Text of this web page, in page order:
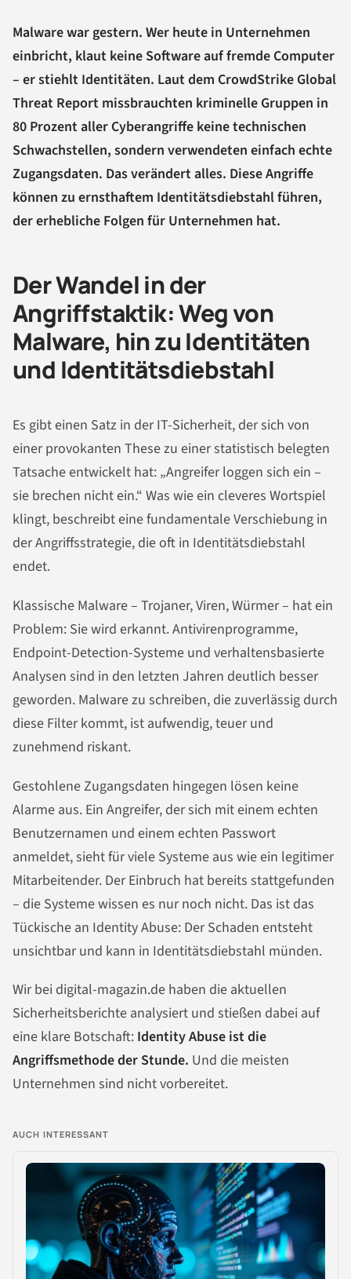
Malware war gestern. Wer heute in Unternehmen
einbricht, klaut keine Software auf fremde Computer
– er stiehlt Identitäten. Laut dem CrowdStrike Global
Threat Report missbrauchten kriminelle Gruppen in
80 Prozent aller Cyberangriffe keine technischen
Schwachstellen, sondern verwendeten einfach echte
Zugangsdaten. Das verändert alles. Diese Angriffe
können zu ernsthaftem Identitätsdiebstahl führen,
der erhebliche Folgen für Unternehmen hat.
Der Wandel in der
Angriffstaktik: Weg von
Malware, hin zu Identitäten
und Identitätsdiebstahl
Es gibt einen Satz in der IT-Sicherheit, der sich von
einer provokanten These zu einer statistisch belegten
Tatsache entwickelt hat: „Angreifer loggen sich ein –
sie brechen nicht ein.“ Was wie ein cleveres Wortspiel
klingt, beschreibt eine fundamentale Verschiebung in
der Angriffsstrategie, die oft in Identitätsdiebstahl
endet.
Klassische Malware – Trojaner, Viren, Würmer – hat ein
Problem: Sie wird erkannt. Antivirenprogramme,
Endpoint-Detection-Systeme und verhaltensbasierte
Analysen sind in den letzten Jahren deutlich besser
geworden. Malware zu schreiben, die zuverlässig durch
diese Filter kommt, ist aufwendig, teuer und
zunehmend riskant.
Gestohlene Zugangsdaten hingegen lösen keine
Alarme aus. Ein Angreifer, der sich mit einem echten
Benutzernamen und einem echten Passwort
anmeldet, sieht für viele Systeme aus wie ein legitimer
Mitarbeitender. Der Einbruch hat bereits stattgefunden
– die Systeme wissen es nur noch nicht. Das ist das
Tückische an Identity Abuse: Der Schaden entsteht
unsichtbar und kann in Identitätsdiebstahl münden.
Wir bei digital-magazin.de haben die aktuellen
Sicherheitsberichte analysiert und stießen dabei auf
eine klare Botschaft: Identity Abuse ist die
Angriffsmethode der Stunde. Und die meisten
Unternehmen sind nicht vorbereitet.
AUCH INTERESSANT